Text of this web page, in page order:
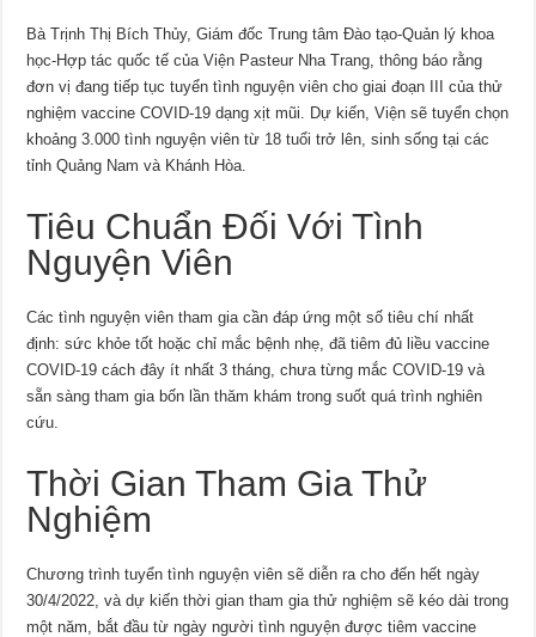
Bà Trịnh Thị Bích Thủy, Giám đốc Trung tâm Đào tạo-Quản lý khoa
học-Hợp tác quốc tế của Viện Pasteur Nha Trang, thông báo rằng
đơn vị đang tiếp tục tuyển tình nguyện viên cho giai đoạn III của thử
nghiệm vaccine COVID-19 dạng xịt mũi. Dự kiến, Viện sẽ tuyển chọn
khoảng 3.000 tình nguyện viên từ 18 tuổi trở lên, sinh sống tại các
tỉnh Quảng Nam và Khánh Hòa.
Tiêu Chuẩn Đối Với Tình
Nguyện Viên
Các tình nguyện viên tham gia cần đáp ứng một số tiêu chí nhất
định: sức khỏe tốt hoặc chỉ mắc bệnh nhẹ, đã tiêm đủ liều vaccine
COVID-19 cách đây ít nhất 3 tháng, chưa từng mắc COVID-19 và
sẵn sàng tham gia bốn lần thăm khám trong suốt quá trình nghiên
cứu.
Thời Gian Tham Gia Thử
Nghiệm
Chương trình tuyển tình nguyện viên sẽ diễn ra cho đến hết ngày
30/4/2022, và dự kiến thời gian tham gia thử nghiệm sẽ kéo dài trong
một năm, bắt đầu từ ngày người tình nguyện được tiêm vaccine